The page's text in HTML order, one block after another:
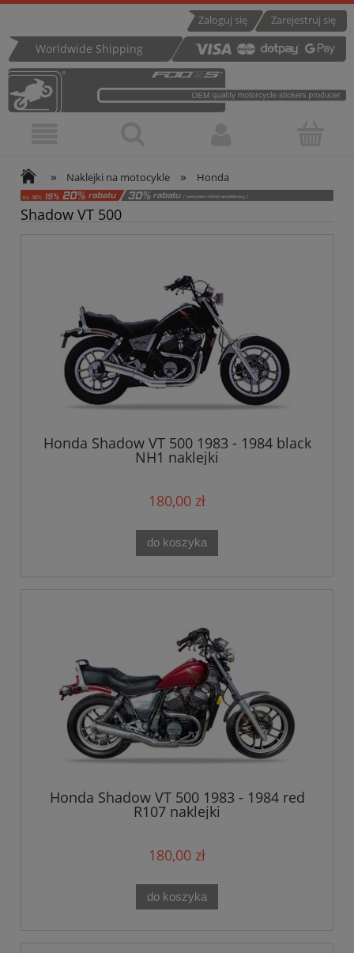
Zarejestruj się
Zaloguj się
Worldwide Shipping
» Naklejki na motocykle » Honda
Shadow VT 500
Honda Shadow VT 500 1983 - 1984 black
NH1 naklejki
180,00 zł
do koszyka
Honda Shadow VT 500 1983 - 1984 red
R107 naklejki
180,00 zł
do koszyka